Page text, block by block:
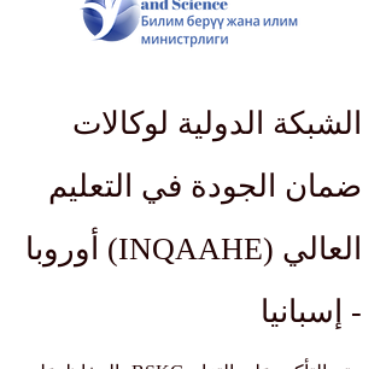
الشبكة الدولية لوكالات
ضمان الجودة في التعليم
العالي (INQAAHE) أوروبا
- إسبانيا